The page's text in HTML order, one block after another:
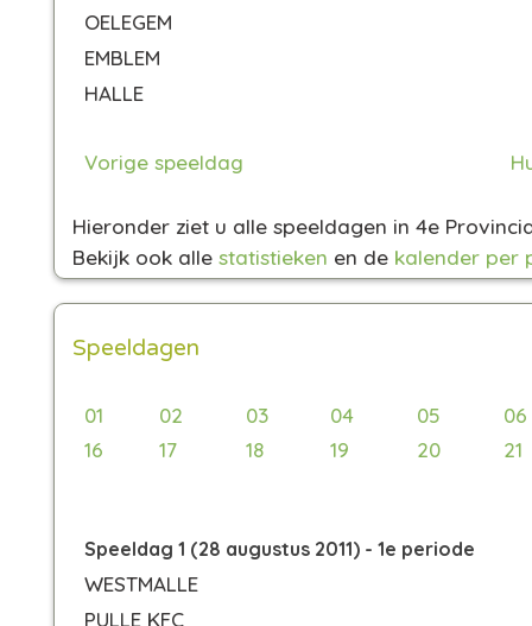
OELEGEM
EMBLEM
HALLE
Vorige speeldag
Hieronder ziet u alle speeldagen in 4e
Bekijk ook alle statistieken en de kalender per
Speeldagen
01 02 03 04 05
06
16
17 18 19 20 21
Speeldag 1 (28 augustus 2011) - 1e periode
WESTMALLE
PULLE KFC